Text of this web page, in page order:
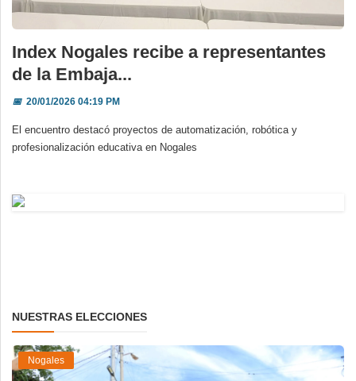
Index Nogales recibe a representantes
de la Embaja...
📅20/01/2026 04:19 PM
El encuentro destacó proyectos de automatización, robótica y
profesionalización educativa en Nogales
NUESTRAS ELECCIONES
Nogales